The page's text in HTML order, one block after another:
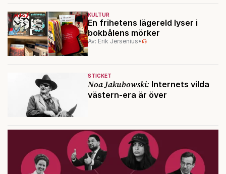
KULTUR
En frihetens lägereld lyser i
bokbålens mörker
Av: Erik Jersenius•
STICKET
Noa Jakubowski: Internets vilda
västern-era är över